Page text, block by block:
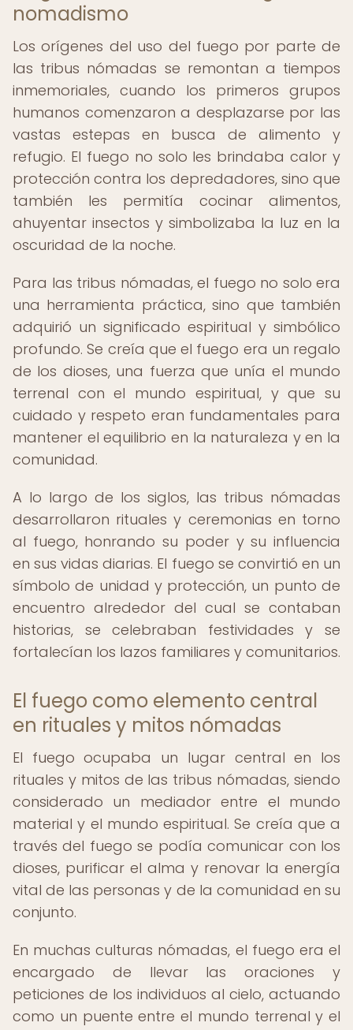
nomadismo
Los orígenes del uso del fuego por parte de
las tribus nómadas se remontan a tiempos
inmemoriales, cuando los primeros grupos
humanos comenzaron a desplazarse por las
vastas estepas en busca de alimento y
refugio. El fuego no solo les brindaba calor y
protección contra los depredadores, sino que
también les permitía cocinar alimentos,
ahuyentar insectos y simbolizaba la luz en la
oscuridad de la noche.
Para las tribus nómadas, el fuego no solo era
una herramienta práctica, sino que también
adquirió un significado espiritual y simbólico
profundo. Se creía que el fuego era un regalo
de los dioses, una fuerza que unía el mundo
terrenal con el mundo espiritual, y que su
cuidado y respeto eran fundamentales para
mantener el equilibrio en la naturaleza y en la
comunidad.
A lo largo de los siglos, las tribus nómadas
desarrollaron rituales y ceremonias en torno
al fuego, honrando su poder y su influencia
en sus vidas diarias. El fuego se convirtió en un
símbolo de unidad y protección, un punto de
encuentro alrededor del cual se contaban
historias, se celebraban festividades y se
fortalecían los lazos familiares y comunitarios.
El fuego como elemento central
en rituales y mitos nómadas
El fuego ocupaba un lugar central en los
rituales y mitos de las tribus nómadas, siendo
considerado un mediador entre el mundo
material y el mundo espiritual. Se creía que a
través del fuego se podía comunicar con los
dioses, purificar el alma y renovar la energía
vital de las personas y de la comunidad en su
conjunto.
En muchas culturas nómadas, el fuego era el
encargado de llevar las oraciones y
peticiones de los individuos al cielo, actuando
como un puente entre el mundo terrenal y el